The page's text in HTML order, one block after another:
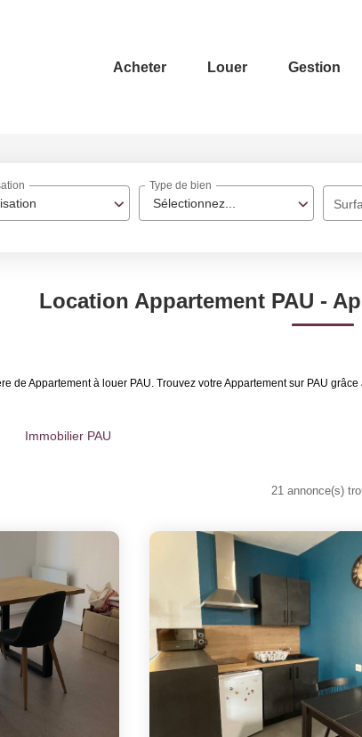
Acheter Louer Gestion
Sélectionnez...
Type de bien
Location Appartement PAU -
de Appartement à louer PAU. Trouvez votre Appartement sur PAU
Immobilier PAU
21 annonce(s)